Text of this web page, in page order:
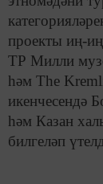
проекты иң-
ТР Милли
һәм The
икенчесендә
һәм Казан
билгеләп